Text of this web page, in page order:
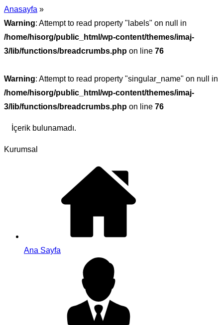
Anasayfa »
Warning: Attempt to read property "labels" on null in
/home/hisorg/public_html/wp-content/themes/imaj-
3/lib/functions/breadcrumbs.php on line 76
Warning: Attempt to read property "singular_name" on null in
/home/hisorg/public_html/wp-content/themes/imaj-
3/lib/functions/breadcrumbs.php on line 76
İçerik bulunamadı.
Kurumsal
Ana Sayfa